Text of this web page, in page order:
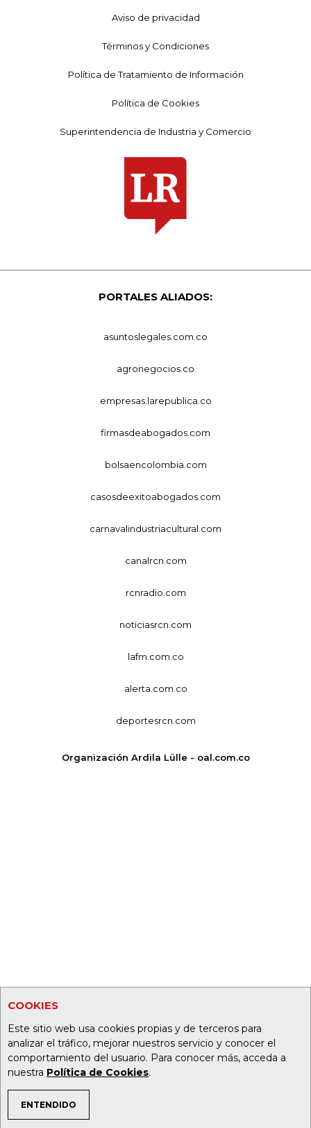
COOKIES
Este sitio web usa cookies propias y de terceros para
analizar el tráfico, mejorar nuestros servicio y conocer el
comportamiento del usuario. Para conocer más, acceda a
nuestra Política de Cookies.
ENTENDIDO
TEMAS DE INTERÉS
Aviso de privacidad
Términos y Condiciones
Política de Tratamiento de Información
Política de Cookies
Superintendencia de Industria y Comercio
PORTALES ALIADOS:
asuntoslegales.com.co
agronegocios.co
empresas.larepublica.co
firmasdeabogados.com
bolsaencolombia.com
casosdeexitoabogados.com
carnavalindustriacultural.com
canalrcn.com
rcnradio.com
noticiasrcn.com
lafm.com.co
alerta.com.co
deportesrcn.com
Organización Ardila Lülle - oal.com.co